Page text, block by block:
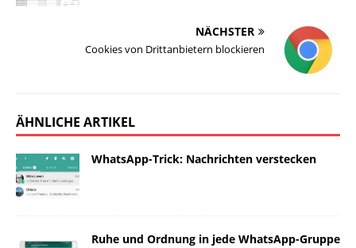
NÄCHSTER
Cookies von Drittanbietern blockieren
ÄHNLICHE ARTIKEL
WhatsApp-Trick: Nachrichten verstecken
Ruhe und Ordnung in jede WhatsApp-Gruppe